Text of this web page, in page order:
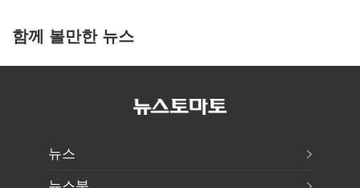
함께 볼만한 뉴스
뉴스